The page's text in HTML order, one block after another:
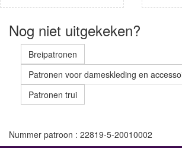
Nog niet uitgekeken?
Breipatronen
Patronen voor dameskleding en
Patronen trui
Nummer patroon : 22819-5-20010002